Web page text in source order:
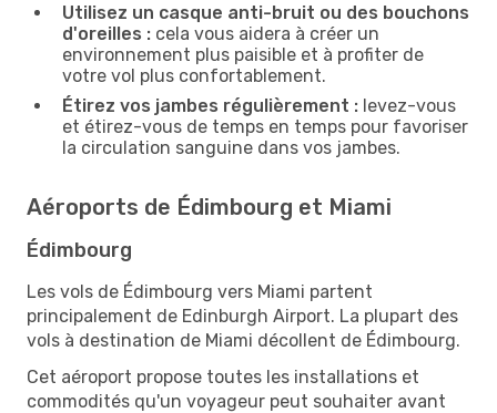
Utilisez un casque anti-bruit ou des bouchons
d'oreilles : cela vous aidera à créer un
environnement plus paisible et à profiter de
votre vol plus confortablement.
Étirez vos jambes régulièrement : levez-vous
et étirez-vous de temps en temps pour favoriser
la circulation sanguine dans vos jambes.
Aéroports de Édimbourg et Miami
Édimbourg
Les vols de Édimbourg vers Miami partent
principalement de Edinburgh Airport. La plupart des
vols à destination de Miami décollent de Édimbourg.
Cet aéroport propose toutes les installations et
commodités qu'un voyageur peut souhaiter avant